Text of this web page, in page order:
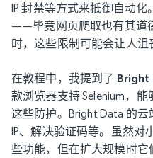
IP 封禁等方式来抵御自动
——毕竟网页爬取也有其道
时，这些限制可能会让人沮
在教程中，我提到了 Bright
款浏览器支持 Selenium，
这些防护。Bright Data 的
IP、解决验证码等。虽然对
些功能，但在扩大规模时它